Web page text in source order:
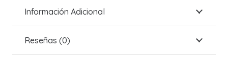
Información Adicional
Reseñas (0)